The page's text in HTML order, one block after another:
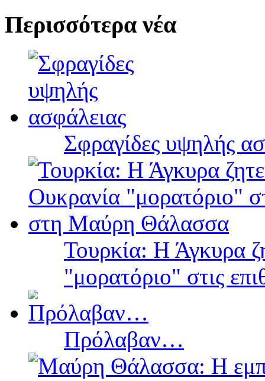
Περισσότερα νέα
Σφραγίδες υψηλής
Τουρκία: Η Άγκυρα
"μορατόριο" στις
Πρόλαβαν…